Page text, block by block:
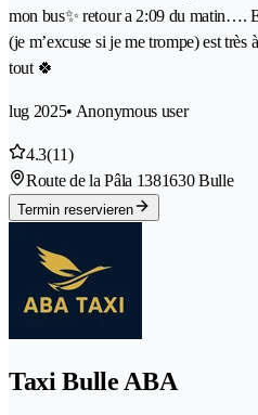
mon bus✨ retour a 2:09 du
(je m’excuse si je me trompe) est très
tout 🍀
lug 2025• Anonymous user
4.3(11)
Route de la Pâla 1381630 Bulle
Termin reservieren
Taxi Bulle ABA